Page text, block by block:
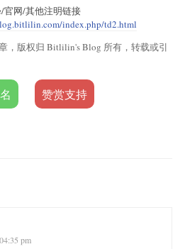
官网/其他注明链接
index.php/td2.html
，版权归 Bitlilin's Blog 所有，转载或引
赞赏支持
pm